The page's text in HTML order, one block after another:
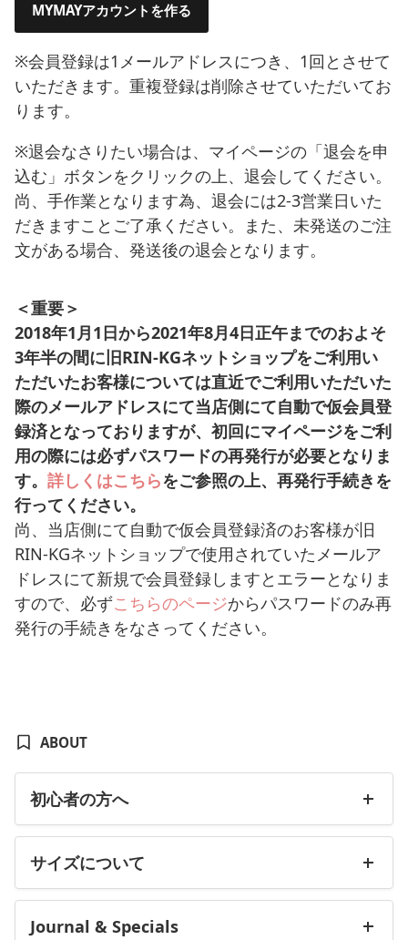
MYMAYアカウントを作る
※会員登録は1メールアドレスにつき、1回とさせて
いただきます。重複登録は削除させていただいてお
ります。
※退会なさりたい場合は、マイページの「退会を申
込む」ボタンをクリックの上、退会してください。
尚、手作業となります為、退会には2-3営業日いた
だきますことご了承ください。また、未発送のご注
文がある場合、発送後の退会となります。
＜重要＞
2018年1月1日から2021年8月4日正午までのおよそ
3年半の間に旧RIN-KGネットショップをご利用い
ただいたお客様については直近でご利用いただいた
際のメールアドレスにて当店側にて自動で仮会員登
録済となっておりますが、初回にマイページをご利
用の際には必ずパスワードの再発行が必要となりま
す。 詳しくはこちらをご参照の上、再発行手続きを
行ってください。
尚、当店側にて自動で仮会員登録済のお客様が旧
RIN-KGネットショップで使用されていたメールア
ドレスにて新規で会員登録しますとエラーとなりま
すので、必ずこちらのページからパスワードのみ再
発行の手続きをなさってください。
ABOUT
初心者の方へ
サイズについて
Journal & Specials